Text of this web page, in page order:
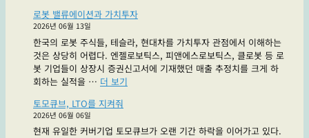
할
지
감
테
닉,
첫
사
랑
다
만
로봇 밸류에이션과 가치투자
2026년 06월 13일
한국의 로봇 주식들, 테슬라, 현대차를 가치투자 관점에서 이해하는
것은 상당히 어렵다. 엔젤로보틱스, 피앤에스로보틱스, 클로봇 등 로
봇 기업들이 상장시 증권신고서에 기재했던 매출 추정치를 크게 하
회하는 실적을 … 더 보기
에
토모큐브, LTO를 지켜줘
2026년 06월 06일
현재 유일한 커버기업 토모큐브가 오랜 기간 하락을 이어가고 있다.